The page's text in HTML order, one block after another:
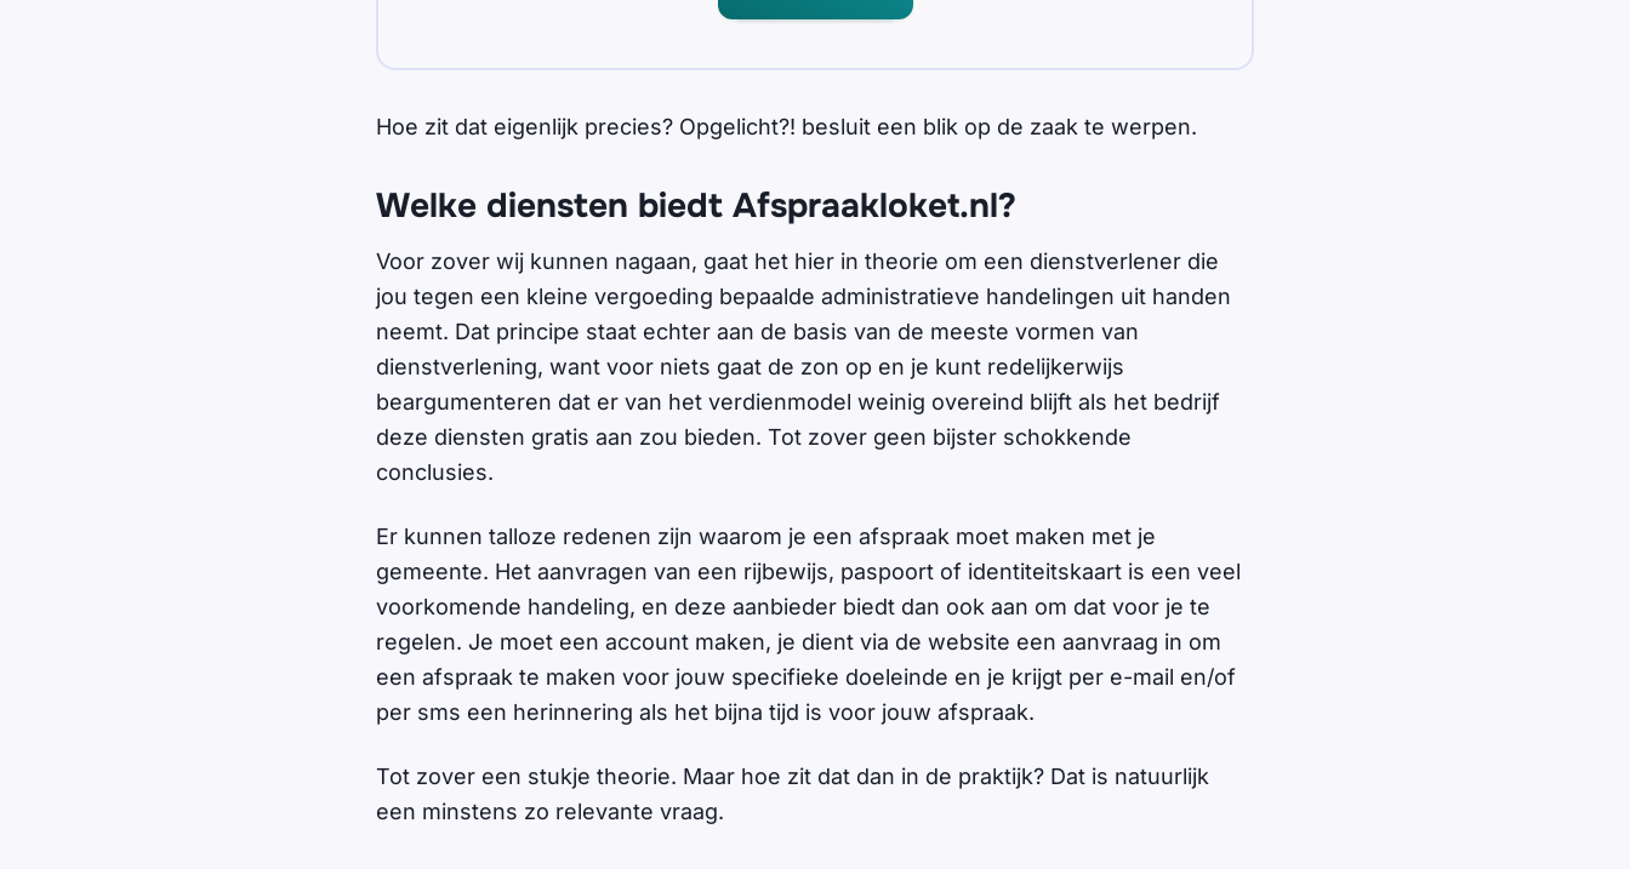
Hoe zit dat eigenlijk precies? Opgelicht?! besluit een blik op de zaak te werpen.
Welke diensten biedt Afspraakloket.nl?
Voor zover wij kunnen nagaan, gaat het hier in theorie om een dienstverlener die
jou tegen een kleine vergoeding bepaalde administratieve handelingen uit handen
neemt. Dat principe staat echter aan de basis van de meeste vormen van
dienstverlening, want voor niets gaat de zon op en je kunt redelijkerwijs
beargumenteren dat er van het verdienmodel weinig overeind blijft als het bedrijf
deze diensten gratis aan zou bieden. Tot zover geen bijster schokkende
conclusies.
Er kunnen talloze redenen zijn waarom je een afspraak moet maken met je
gemeente. Het aanvragen van een rijbewijs, paspoort of identiteitskaart is een veel
voorkomende handeling, en deze aanbieder biedt dan ook aan om dat voor je te
regelen. Je moet een account maken, je dient via de website een aanvraag in om
een afspraak te maken voor jouw specifieke doeleinde en je krijgt per e-mail en/of
per sms een herinnering als het bijna tijd is voor jouw afspraak.
Tot zover een stukje theorie. Maar hoe zit dat dan in de praktijk? Dat is natuurlijk
een minstens zo relevante vraag.